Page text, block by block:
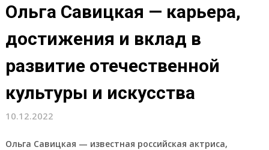
Ольга Савицкая — карьера,
достижения и вклад в
развитие отечественной
культуры и искусства
10.12.2022
Ольга Савицкая — известная российская актриса,